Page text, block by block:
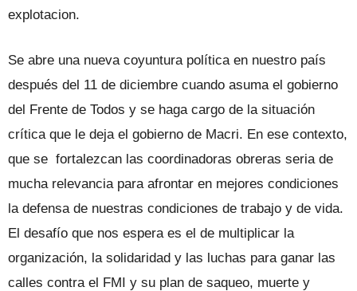
explotacion.
Se abre una nueva coyuntura política en nuestro país
después del 11 de diciembre cuando asuma el gobierno
del Frente de Todos y se haga cargo de la situación
crítica que le deja el gobierno de Macri. En ese contexto,
que se fortalezcan las coordinadoras obreras seria de
mucha relevancia para afrontar en mejores condiciones
la defensa de nuestras condiciones de trabajo y de vida.
El desafío que nos espera es el de multiplicar la
organización, la solidaridad y las luchas para ganar las
calles contra el FMI y su plan de saqueo, muerte y